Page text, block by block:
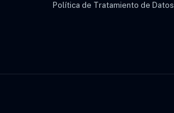
Política de Tratamiento de Datos